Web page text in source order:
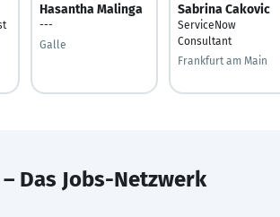
Hasantha Malinga
---
Galle
Sabrina Cakovic
ServiceNow
Consultant
Frankfurt am Main
– Das Jobs-Netzwerk